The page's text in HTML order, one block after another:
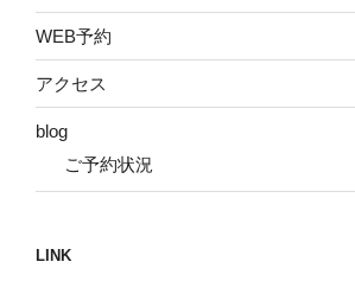
WEB予約
アクセス
blog
ご予約状況
LINK